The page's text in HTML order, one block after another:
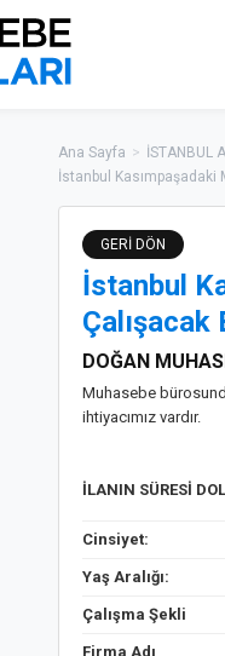
Ana Sayfa > İSTANBUL
İstanbul Kasımpaşadaki
GERİ DÖN
İstanbul
Çalışacak
DOĞAN
Muhasebe
ihtiyacımız vardır.
İLANIN SÜRESİ
Cinsiyet:
Yaş Aralığı:
Çalışma Şekli
Firma Adı